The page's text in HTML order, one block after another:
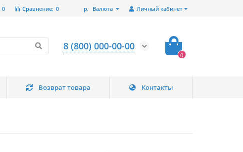
Личный кабинет
р. Валюта
Сравнение: 0
0
8 (800) 000-00-00
0
Возврат товара Контакты